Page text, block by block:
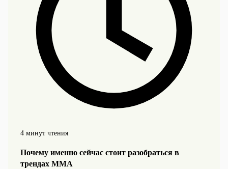
4 минут чтения
Почему именно сейчас стоит разобраться в
трендах MMA